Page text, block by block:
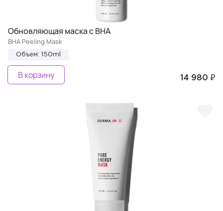
Обновляющая маска с BHA
BHA Peeling Mask
Объем: 150ml
14 980 ₽
В корзину